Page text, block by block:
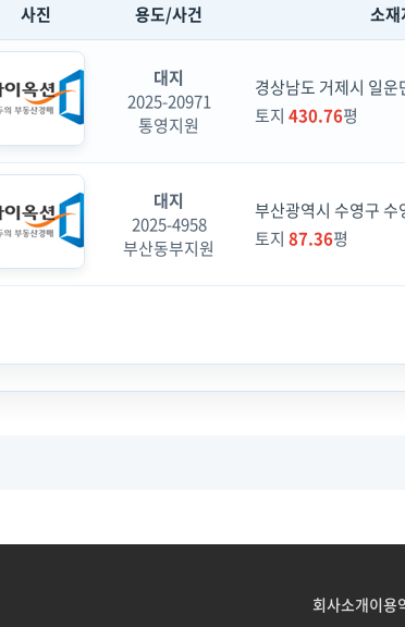
사진 용도/사건 소
대지
2025-20971
통영지원
경상남도 거제시 일
토지 430.76평
대지
2025-4958
부산동부지원
부산광역시 수영구
토지 87.36평
회사소개이용